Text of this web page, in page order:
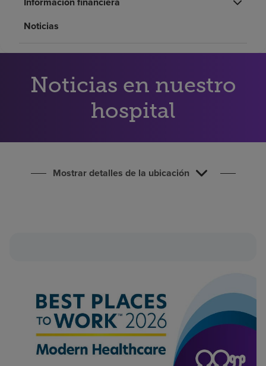
Buscar un centro
Inversores
Pagar mi factura
Noticias
Noticias en nuestro
hospital
Mostrar detalles de la ubicación